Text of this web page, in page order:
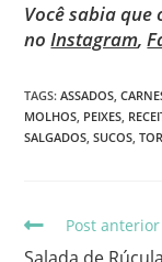
Você sabia que
noInstagram,
TAGS:ASSADOS,
MOLHOS, PEIXES,
SALGADOS, SUCOS,
Post anterior